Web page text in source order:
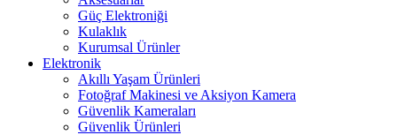
Güç Elektroniği
Kulaklık
Kurumsal Ürünler
Elektronik
Akıllı Yaşam Ürünleri
Fotoğraf Makinesi ve Aksiyon Kamera
Güvenlik Kameraları
Güvenlik Ürünleri